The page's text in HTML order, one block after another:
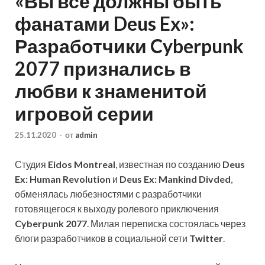
фанатами Deus Ex»:
Разработчики Cyberpunk
2077 признались в
любви к знаменитой
игровой серии
25.11.2020 - от admin
Студия Eidos Montreal , известная по созданию Deus
Ex: Human Revolution и Deus Ex: Mankind Divded
обменялась любезностями с разработчики
готовящегося к выходу ролевого приключения
Cyberpunk 2077 . Милая переписка состоялась через
блоги разработчиков в социальной сети Twitter